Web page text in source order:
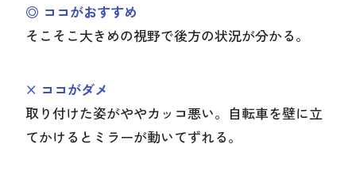
◎ ココがおすすめ
そこそこ大きめの視野で後方の状況が分かる。
× ココがダメ
取り付けた姿がややカッコ悪い。自転車を壁に立
てかけるとミラーが動いてずれる。